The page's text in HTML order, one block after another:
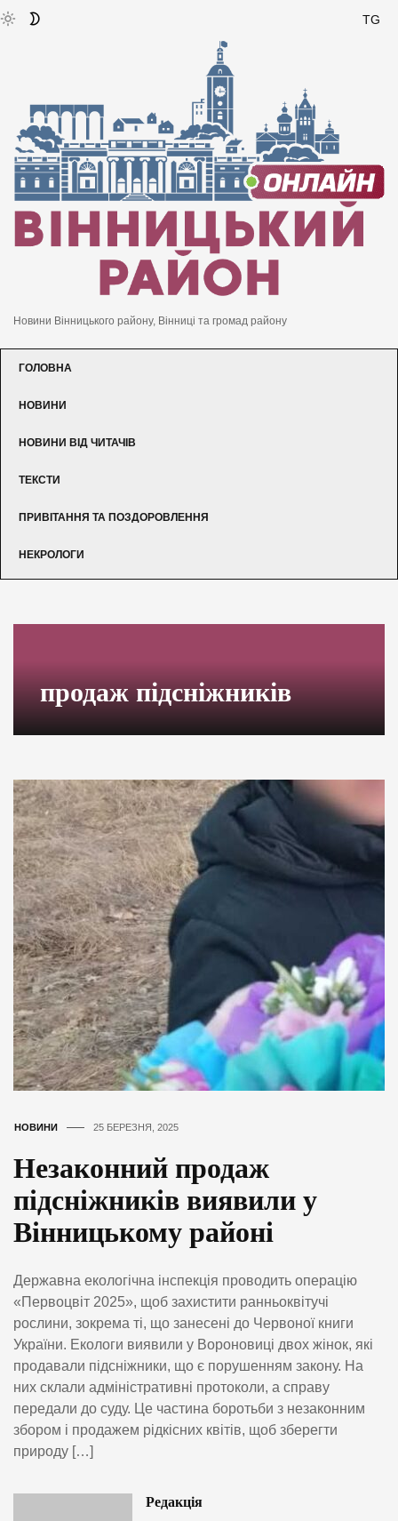
TG
Новини Вінницького району, Вінниці та громад району
ГОЛОВНА
НОВИНИ
НОВИНИ ВІД ЧИТАЧІВ
ТЕКСТИ
ПРИВІТАННЯ ТА ПОЗДОРОВЛЕННЯ
НЕКРОЛОГИ
продаж підсніжників
НОВИНИ 25 БЕРЕЗНЯ, 2025
Незаконний продаж
підсніжників виявили у
Вінницькому районі
Державна екологічна інспекція проводить операцію
«Первоцвіт 2025», щоб захистити ранньоквітучі
рослини, зокрема ті, що занесені до Червоної книги
України. Екологи виявили у Вороновиці двох жінок, які
продавали підсніжники, що є порушенням закону. На
них склали адміністративні протоколи, а справу
передали до суду. Це частина боротьби з незаконним
збором і продажем рідкісних квітів, щоб зберегти
природу […]
Редакція